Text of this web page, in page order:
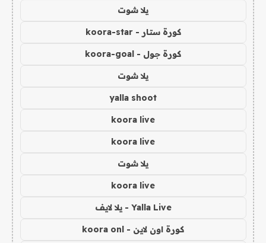
يلا شوت
كورة ستار - koora-star
كورة جول - koora-goal
يلا شوت
yalla shoot
koora live
koora live
يلا شوت
koora live
Yalla Live - يلا لايف
كورة اون لاين - koora onl